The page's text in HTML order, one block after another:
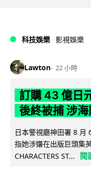
科技娛樂 影視娛樂
Lawton 22 小時
訂購 43 億日
後終被捕 涉
日本警視廳神田署 8 月
指她涉嫌在出版巨頭集
CHARACTERS ST...
閱